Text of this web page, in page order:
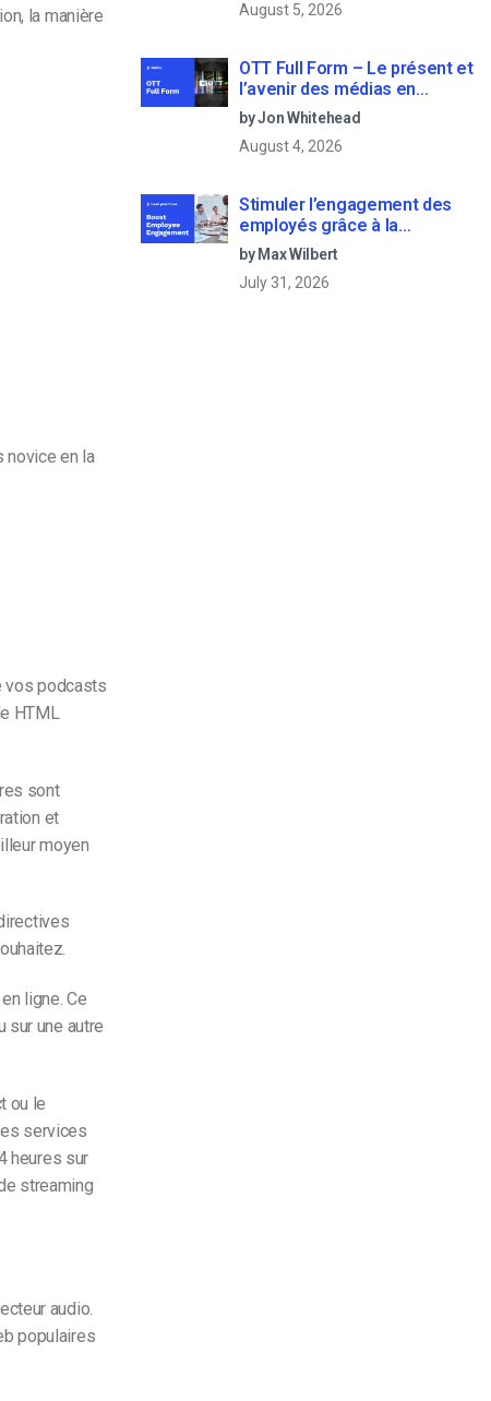
la manière
novice en la
vos podcasts
HTML
sont
et
moyen
ligne. Ce
une autre
ou le
services
heures sur
streaming
audio.
populaires
August 5, 2026
OTT Full Form – Le présent et
l’avenir des médias en
continu
by Jon Whitehead
August 4, 2026
Stimuler l’engagement des
employés grâce à la
communication d’entreprise
en direct
by Max Wilbert
July 31, 2026